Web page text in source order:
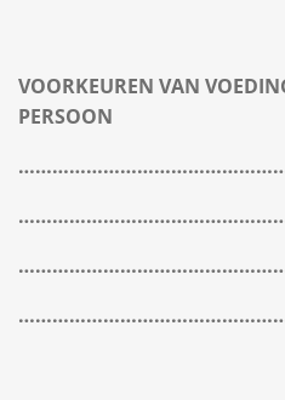
VOORKEUREN VAN
PERSOON